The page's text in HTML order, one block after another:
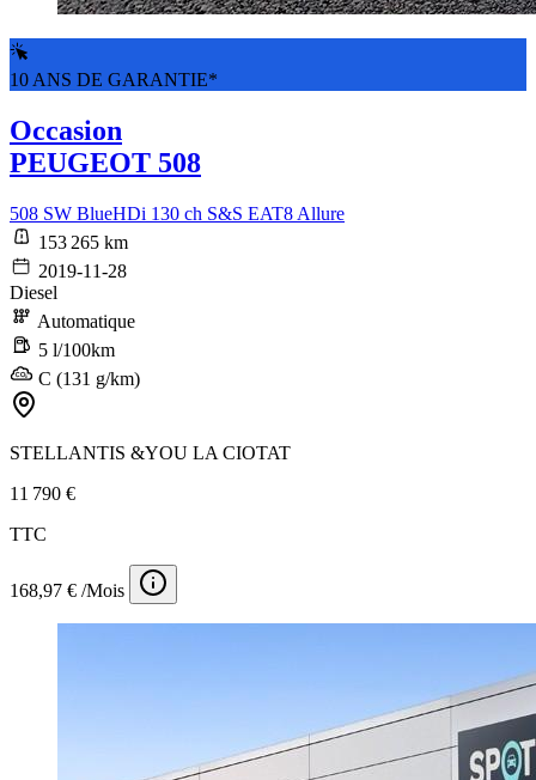
10 ANS DE GARANTIE*
Occasion
PEUGEOT 508
508 SW BlueHDi 130 ch S&S EAT8 Allure
153 265 km
2019-11-28
Diesel
Automatique
5 l/100km
C (131 g/km)
STELLANTIS &YOU LA CIOTAT
11 790 €
TTC
168,97 € /Mois